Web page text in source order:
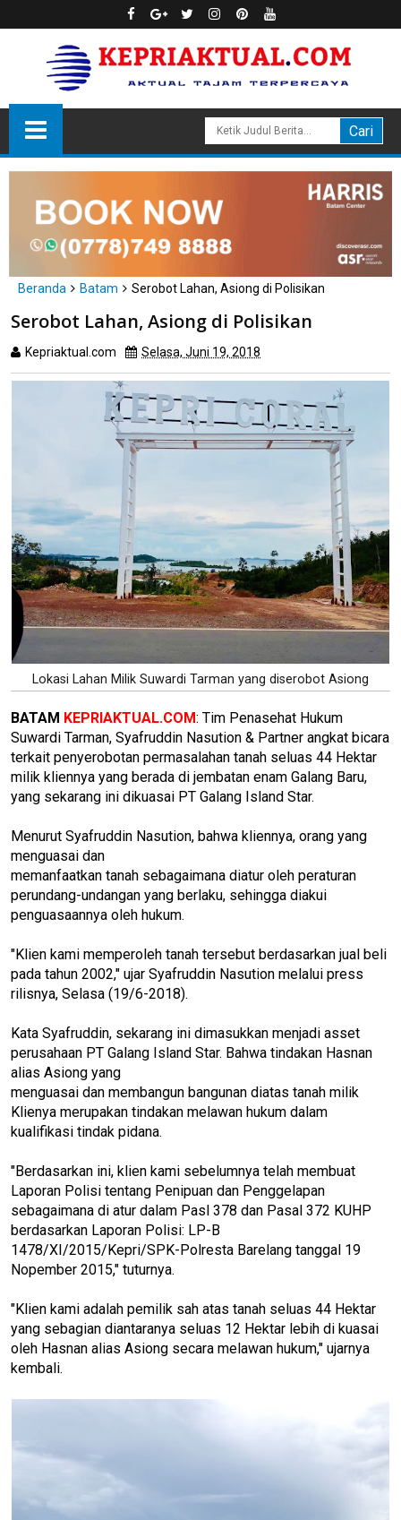
Beranda Batam Serobot Lahan, Asiong di Polisikan
Serobot Lahan, Asiong di Polisikan
Kepriaktual.com Selasa, Juni 19, 2018
Lokasi Lahan Milik Suwardi Tarman yang diserobot Asiong
BATAM KEPRIAKTUAL.COM: Tim Penasehat Hukum
Suwardi Tarman, Syafruddin Nasution & Partner angkat bicara
terkait penyerobotan permasalahan tanah seluas 44 Hektar
milik kliennya yang berada di jembatan enam Galang Baru,
yang sekarang ini dikuasai PT Galang Island Star.
Menurut Syafruddin Nasution, bahwa kliennya, orang yang
menguasai dan
memanfaatkan tanah sebagaimana diatur oleh peraturan
perundang-undangan yang berlaku, sehingga diakui
penguasaannya oleh hukum.
"Klien kami memperoleh tanah tersebut berdasarkan jual beli
pada tahun 2002," ujar Syafruddin Nasution melalui press
rilisnya, Selasa (19/6-2018).
Kata Syafruddin, sekarang ini dimasukkan menjadi asset
perusahaan PT Galang Island Star. Bahwa tindakan Hasnan
alias Asiong yang
menguasai dan membangun bangunan diatas tanah milik
Klienya merupakan tindakan melawan hukum dalam
kualifikasi tindak pidana.
"Berdasarkan ini, klien kami sebelumnya telah membuat
Laporan Polisi tentang Penipuan dan Penggelapan
sebagaimana di atur dalam Pasl 378 dan Pasal 372 KUHP
berdasarkan Laporan Polisi: LP-B
1478/XI/2015/Kepri/SPK-Polresta Barelang tanggal 19
Nopember 2015," tuturnya.
"Klien kami adalah pemilik sah atas tanah seluas 44 Hektar
yang sebagian diantaranya seluas 12 Hektar lebih di kuasai
oleh Hasnan alias Asiong secara melawan hukum," ujarnya
kembali.